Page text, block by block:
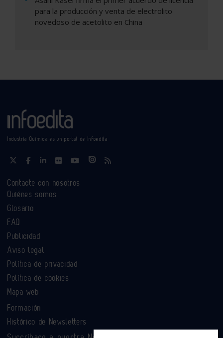
para la producción y venta de electrolito
novedoso de acetolito en China
Industria Química es un portal de Infoedita
Contacte con nosotros
Quiénes somos
Glosario
FAQ
Publicidad
Aviso legal
Política de privacidad
Política de cookies
Mapa web
Formación
Histórico de Newsletters